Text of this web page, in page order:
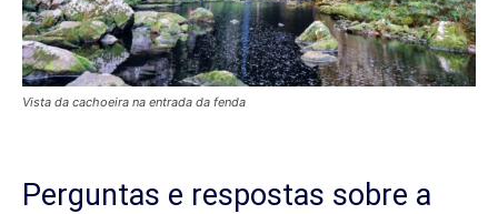
Vista da cachoeira na entrada da fenda
Perguntas e respostas sobre a